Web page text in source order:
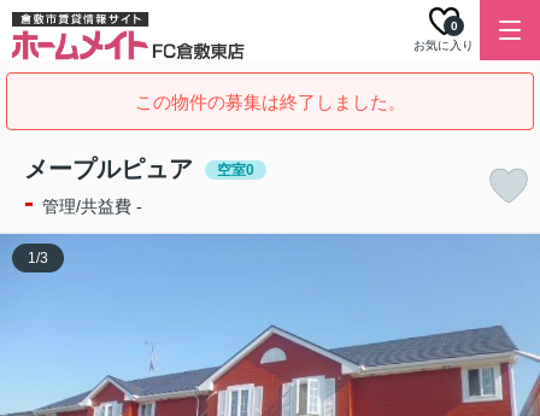
お気に入り
0
この物件の募集は終了しました。
メープルピュア 空室0
- 管理/共益費 -
1/3